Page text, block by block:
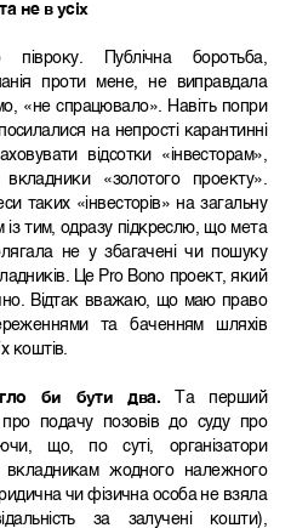
не в усіх
півроку. Публічна боротьба,
проти мене, не виправдала
«не спрацювало». Навіть попри
на непрості карантинні
відсотки «інвесторам»,
«золотого проекту».
таких «інвесторів» на загальну
тим, одразу підкреслю, що мета
не у збагачені чи пошуку
Це Pro Bono проект, який
Відтак вважаю, що маю право
та баченням шляхів
коштів.
би бути два.
Та перший
подачу позовів до суду про
що, по суті, організатори
жодного належного
чи фізична особа не взяла
за залучені кошти),